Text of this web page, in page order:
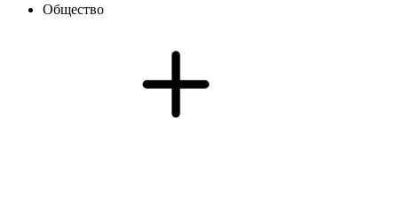
Общество